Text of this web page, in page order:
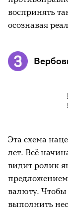
воспринять
осознавая
Эта схема
лет. Всё
видит ролик
валюту. Чтобы
выполнить